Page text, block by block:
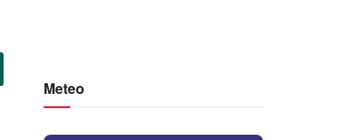
Meteo